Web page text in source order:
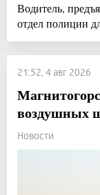
Водитель,
отдел полиции
21:52, 4 авг 2026
воздушных
Новости